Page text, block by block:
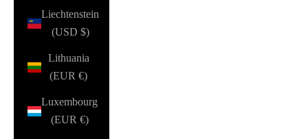
Liechtenstein
(USD $)
Lithuania
(EUR €)
Luxembourg
(EUR €)